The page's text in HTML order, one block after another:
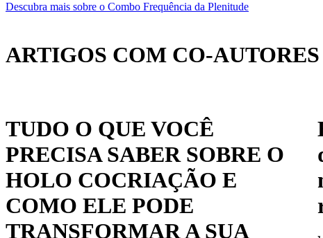
Descubra mais sobre o Combo Frequência da Plenitude
ARTIGOS COM CO-
TUDO O QUE VOCÊ
PRECISA SABER SOBRE O
HOLO COCRIAÇÃO E
COMO ELE PODE
TRANSFORMAR A SUA